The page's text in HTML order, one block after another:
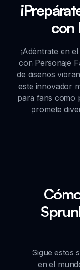
con
¡Adéntrate en
con Personaje
de diseños
este innovador
para fans como
promete
Sigue estos
en el